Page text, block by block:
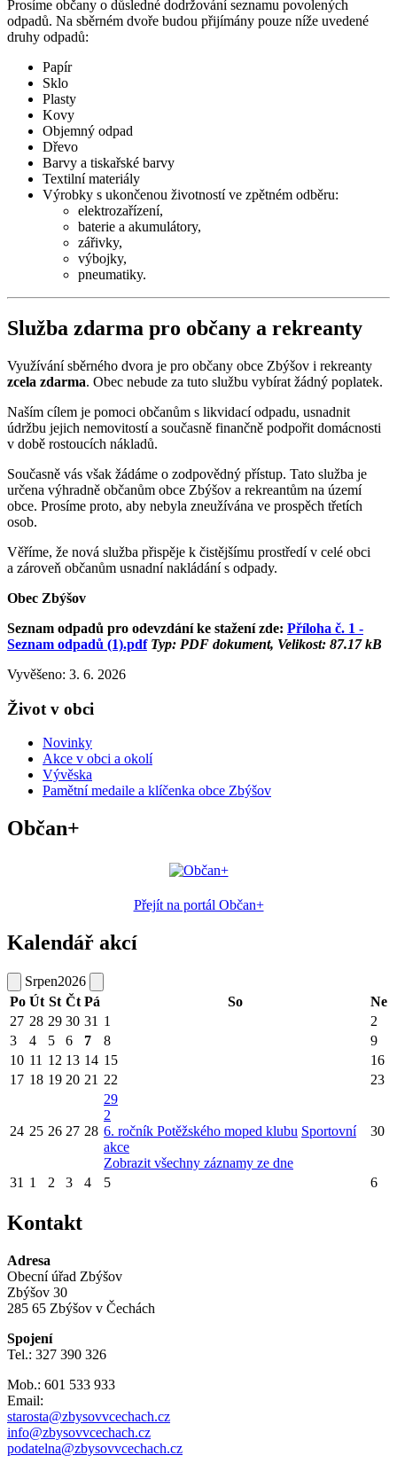
Prosíme občany o důsledné dodržování seznamu povolených
odpadů. Na sběrném dvoře budou přijímány pouze níže uvedené
druhy odpadů:
Papír
Sklo
Plasty
Kovy
Objemný odpad
Dřevo
Barvy a tiskařské barvy
Textilní materiály
Výrobky s ukončenou životností ve zpětném odběru:
elektrozařízení,
baterie a akumulátory,
zářivky,
výbojky,
pneumatiky.
Služba zdarma pro občany a rekreanty
Využívání sběrného dvora je pro občany obce Zbýšov i rekreanty
zcela zdarma. Obec nebude za tuto službu vybírat žádný poplatek.
Naším cílem je pomoci občanům s likvidací odpadu, usnadnit
údržbu jejich nemovitostí a současně finančně podpořit domácnosti
v době rostoucích nákladů.
Současně vás však žádáme o zodpovědný přístup. Tato služba je
určena výhradně občanům obce Zbýšov a rekreantům na území
obce. Prosíme proto, aby nebyla zneužívána ve prospěch třetích
osob.
Věříme, že nová služba přispěje k čistějšímu prostředí v celé obci
a zároveň občanům usnadní nakládání s odpady.
Obec Zbýšov
Seznam odpadů pro odevzdání ke stažení zde: Příloha č. 1 -
Seznam odpadů (1).pdfTyp: PDF dokument, Velikost: 87.17 kB
Vyvěšeno: 3. 6. 2026
Život v obci
Novinky
Akce v obci a okolí
Vývěska
Pamětní medaile a klíčenka obce Zbýšov
Občan+
Přejít na portál Občan+
Kalendář akcí
Srpen2026
Po Út St Čt Pá So
Ne
27 28 29 30 31 1
2
3
4 5 6 7 8
9
10 11 12 13 14 15
16
17 18 19 20 21 22 23
24 25 26 27 28
29
2
6. ročník Potěžského moped klubu Sportovní
akce
Zobrazit všechny záznamy ze dne
30
31 1 2 3 4 5 6
Kontakt
Adresa
Obecní úřad Zbýšov
Zbýšov 30
285 65 Zbýšov v Čechách
Spojení
Tel.: 327 390 326
Mob.: 601 533 933
Email:
starosta@zbysovvcechach.cz
info@zbysovvcechach.cz
podatelna@zbysovvcechach.cz